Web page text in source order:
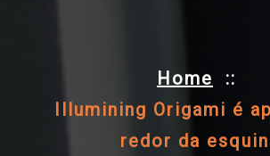
Home ::
Illumining Origami é
redor da